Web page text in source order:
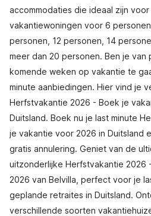
accommodaties die ideaal zijn
vakantiewoningen voor 6
personen, 12 personen, 14
meer dan 20 personen. Ben je van
komende weken op vakantie te
minute aanbiedingen. Hier vind je
Herfstvakantie 2026 - Boek je
Duitsland. Boek nu je last minute
je vakantie voor 2026 in Duitsland
gratis annulering. Geniet van de
uitzonderlijke Herfstvakantie 2026
2026 van Belvilla, perfect voor je
geplande retraites in Duitsland.
verschillende soorten